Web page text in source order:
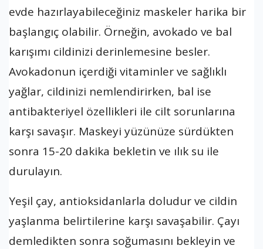
evde hazırlayabileceğiniz maskeler harika bir
başlangıç olabilir. Örneğin, avokado ve bal
karışımı cildinizi derinlemesine besler.
Avokadonun içerdiği vitaminler ve sağlıklı
yağlar, cildinizi nemlendirirken, bal ise
antibakteriyel özellikleri ile cilt sorunlarına
karşı savaşır. Maskeyi yüzünüze sürdükten
sonra 15-20 dakika bekletin ve ılık su ile
durulayın.
Yeşil çay, antioksidanlarla doludur ve cildin
yaşlanma belirtilerine karşı savaşabilir. Çayı
demledikten sonra soğumasını bekleyin ve